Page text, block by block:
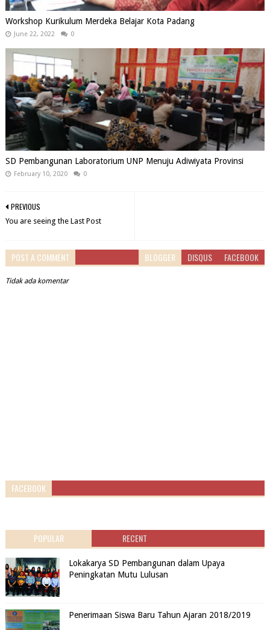
Workshop Kurikulum Merdeka Belajar Kota Padang
June 22, 2022 0
SD Pembangunan Laboratorium UNP Menuju Adiwiyata Provinsi
February 10, 2020 0
PREVIOUS
You are seeing the Last Post
POST A COMMENT BLOGGER DISQUS FACEBOOK
Tidak ada komentar
FACEBOOK
POPULAR RECENT
Lokakarya SD Pembangunan dalam Upaya
Peningkatan Mutu Lulusan
Penerimaan Siswa Baru Tahun Ajaran 2018/2019